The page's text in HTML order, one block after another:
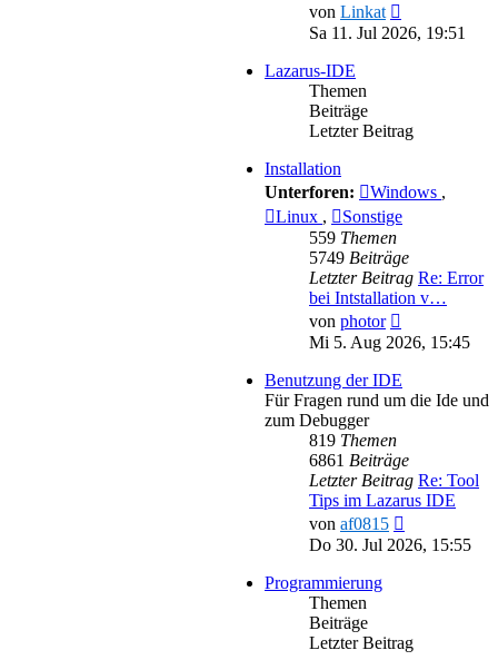
von Linkat
Beitrag
Sa 11. Jul 2026, 19:51
Lazarus-IDE
Themen
Beiträge
Letzter Beitrag
Installation
Unterforen:
Windows ,
Linux ,
Sonstige
559 Themen
5749 Beiträge
Letzter Beitrag Re: Error
bei Intstallation v…
von photor
Beitrag
Mi 5. Aug 2026, 15:45
Benutzung der IDE
Für Fragen rund um die Ide und
zum Debugger
819 Themen
6861 Beiträge
Letzter Beitrag Re: Tool
Tips im Lazarus IDE
von af0815
Beitrag
Do 30. Jul 2026, 15:55
Programmierung
Themen
Beiträge
Letzter Beitrag